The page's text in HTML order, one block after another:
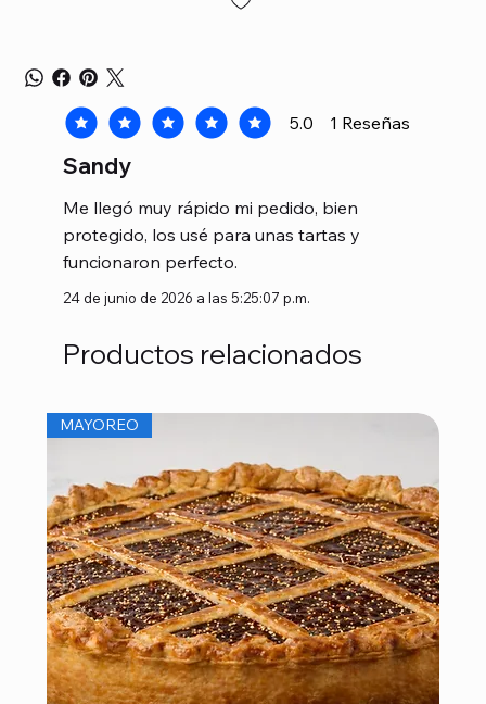
5.0 1 Reseñas
la calificación promedio es 5 de 5, basada en 1
Sandy
Me llegó muy rápido mi pedido, bien
protegido, los usé para unas tartas y
funcionaron perfecto.
24 de junio de 2026 a las 5:25:07 p.m.
Productos relacionados
MAYOREO